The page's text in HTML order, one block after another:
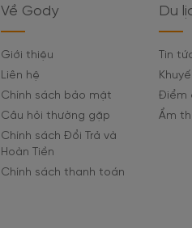
Về Gody
Giới thiệu
Liên hệ
Chính sách bảo mật
Câu hỏi thường gặp
Chính sách Đổi Trả và
Hoàn Tiền
Chính sách thanh toán
Du
Tin
Điểm
Ẩm